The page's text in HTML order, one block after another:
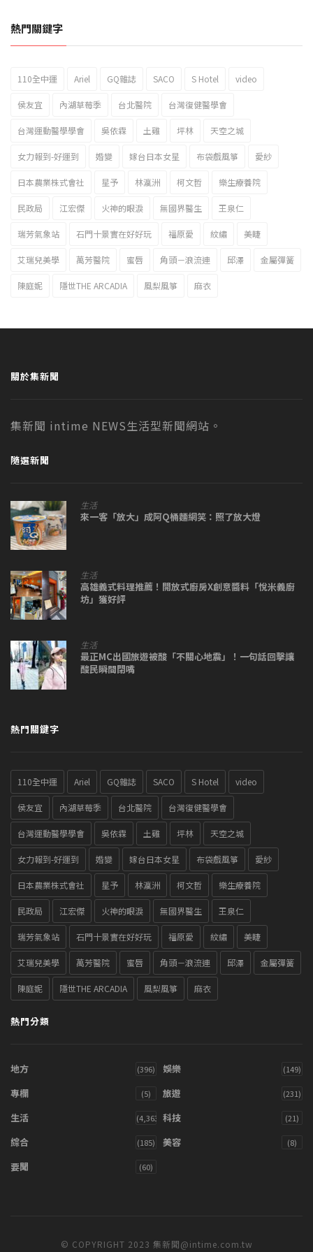
2023新北市北海岸國際風箏節「風在石起」霸氣回歸
熱門關鍵字
110全中運 Ariel GQ雜誌 SACO S Hotel video
侯友宜 內湖草莓季 台北醫院 台灣復健醫學會
台灣運動醫學學會 吳依霖 土雞 坪林 天空之城
女力報到-好運到 婚變 嫁台日本女星 布袋戲風箏 愛紗
日本農業株式會社 星予 林瀛洲 柯文哲 樂生療養院
民政局 江宏傑 火神的眼淚 無國界醫生 王泉仁
瑞芳氣象站 石門十景實在好好玩 福原愛 紋繡 美睫
艾瑞兒美學 萬芳醫院 蜜唇 角頭－浪流連 邱澤 金屬彈簧
陳庭妮 隱世THE ARCADIA 風梨風箏 麻衣
關於集新聞
集新聞 intime NEWS生活型新聞網站。
隨選新聞
生活
來一客「放大」成阿Q桶麵網笑：照了放大燈
生活
高雄義式料理推薦！開放式廚房X創意醬料「悅米義廚
坊」獲好評
生活
最正MC出國旅遊被酸「不關心地震」！一句話回擊讓
酸民瞬間閉嘴
熱門關鍵字
110全中運 Ariel GQ雜誌 SACO S Hotel video
侯友宜 內湖草莓季 台北醫院 台灣復健醫學會
台灣運動醫學學會 吳依霖 土雞 坪林 天空之城
女力報到-好運到 婚變 嫁台日本女星 布袋戲風箏 愛紗
日本農業株式會社 星予 林瀛洲 柯文哲 樂生療養院
民政局 江宏傑 火神的眼淚 無國界醫生 王泉仁
瑞芳氣象站 石門十景實在好好玩 福原愛 紋繡 美睫
艾瑞兒美學 萬芳醫院 蜜唇 角頭－浪流連 邱澤 金屬彈簧
陳庭妮 隱世THE ARCADIA 風梨風箏 麻衣
熱門分類
地方 (396) 娛樂 (149)
專欄 (5) 旅遊 (231)
生活 (4,363) 科技 (21)
綜合 (185) 美容 (8)
要聞 (60)
© COPYRIGHT 2023 集新聞@intime.com.tw